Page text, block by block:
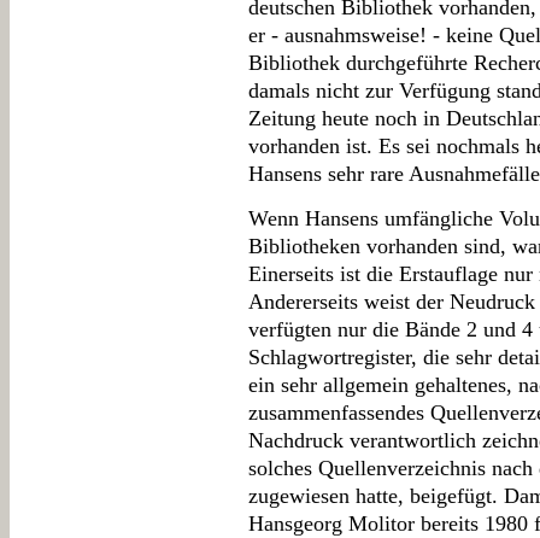
deutschen Bibliothek
er - ausnahmsweise! - keine
Bibliothek durchgeführte
damals nicht zur Verfügung
Zeitung heute noch in
vorhanden ist. Es sei nochmals
Hansens sehr rare
Wenn Hansens umfängliche
Bibliotheken vorhanden sind,
Einerseits ist die Erstauflage
Andererseits weist der
verfügten nur die Bände 2 und 4
Schlagwortregister, die sehr
ein sehr allgemein gehaltenes,
zusammenfassendes
Nachdruck verantwortlich
solches Quellenverzeichnis
zugewiesen hatte, beigefügt.
Hansgeorg Molitor bereits